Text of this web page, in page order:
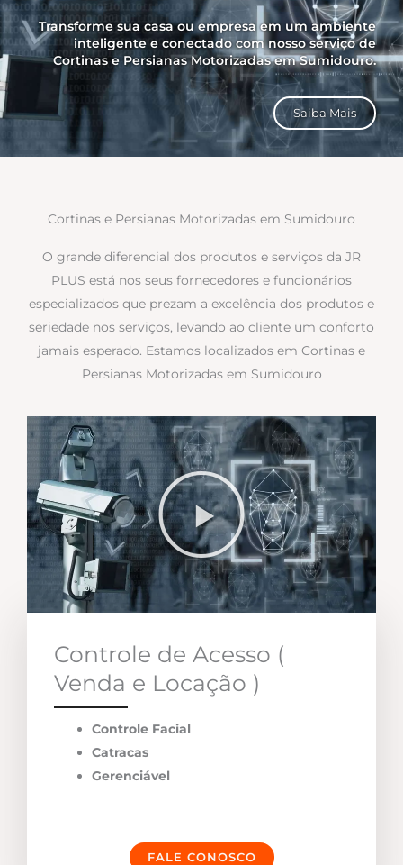
Transforme sua casa ou empresa em um ambiente
inteligente e conectado com nosso serviço de
Cortinas e Persianas Motorizadas em Sumidouro.
Saiba Mais
Cortinas e Persianas Motorizadas em Sumidouro
O grande diferencial dos produtos e serviços da JR
PLUS está nos seus fornecedores e funcionários
especializados que prezam a excelência dos produtos e
seriedade nos serviços, levando ao cliente um conforto
jamais esperado. Estamos localizados em Cortinas e
Persianas Motorizadas em Sumidouro
Controle de Acesso (
Venda e Locação )
Controle Facial
Catracas
Gerenciável
FALE CONOSCO